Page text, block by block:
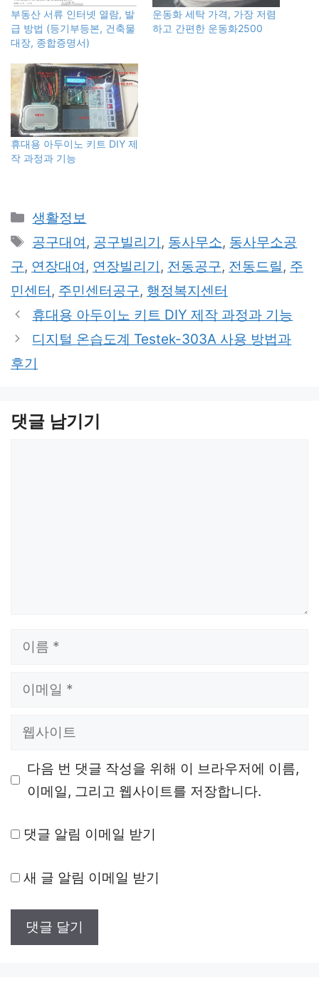
부동산 서류 인터넷 열람, 발
급 방법 (등기부등본, 건축물
대장, 종합증명서)
운동화 세탁 가격, 가장 저렴
하고 간편한 운동화2500
휴대용 아두이노 키트 DIY 제
작 과정과 기능
카
테
고
리
생활정보
태
그
공구대여 , 공구빌리기 , 동사무소, 동사무소공
구, 연장대여 , 연장빌리기 , 전동공구, 전동드릴 , 주
민센터 , 주민센터공구, 행정복지센터
휴대용 아두이노 키트 DIY 제작 과정과 기능
디지털 온습도계 Testek-303A 사용 방법과
후기
댓글 남기기
일
다음 번 댓글 작성을 위해 이 브라우저에 이름,
이메일, 그리고 웹사이트를 저장합니다.
댓글 알림 이메일 받기
새 글 알림 이메일 받기